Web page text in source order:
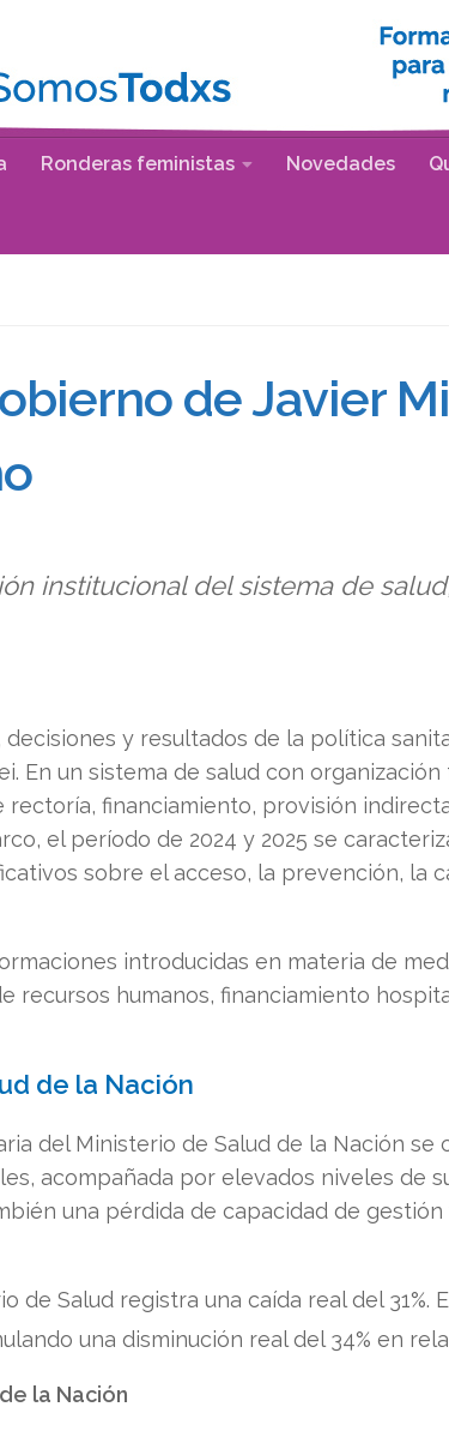
Ronderas feministas Novedades
de Javier
institucional del sistema de
y resultados de la política
En un sistema de salud con
financiamiento, provisión
el período de 2024 y 2025 se
sobre el acceso, la prevención, la
introducidas en materia de
recursos humanos, financiamiento
de la Nación
del Ministerio de Salud de la Nación se
acompañada por elevados niveles de
una pérdida de capacidad de
Salud registra una caída real del 31%.
una disminución real del 34% en
la Nación